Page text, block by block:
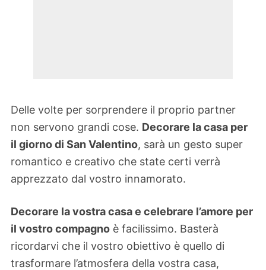
Delle volte per sorprendere il proprio partner
non servono grandi cose. Decorare la casa per
il giorno di San Valentino, sarà un gesto super
romantico e creativo che state certi verrà
apprezzato dal vostro innamorato.
Decorare la vostra casa e celebrare l’amore per
il vostro compagno è facilissimo. Basterà
ricordarvi che il vostro obiettivo è quello di
trasformare l’atmosfera della vostra casa,